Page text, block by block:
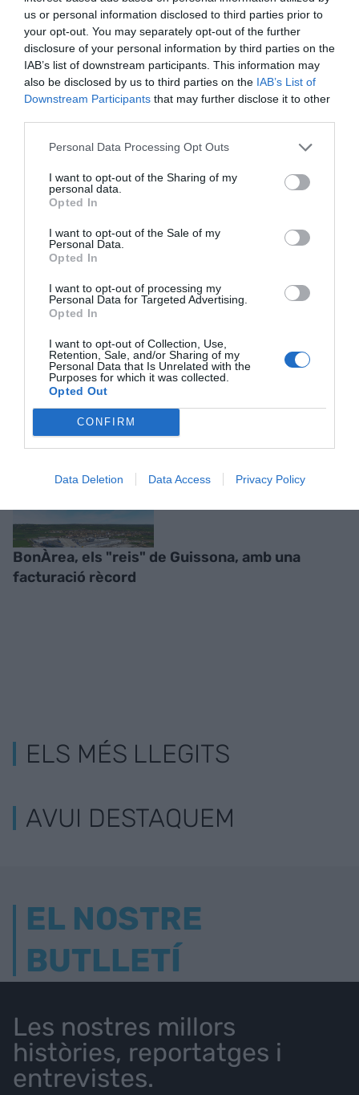
us or personal information disclosed to third parties prior to
your opt-out. You may separately opt-out of the further
disclosure of your personal information by third parties on the
IAB’s list of downstream participants. This information may
also be disclosed by us to third parties on the IAB’s List of
Downstream Participants that may further disclose it to other
Personal Data Processing Opt Outs
I want to opt-out of the Sharing of my
personal data.
Opted In
I want to opt-out of the Sale of my
Personal Data.
Opted In
I want to opt-out of processing my
Personal Data for Targeted Advertising.
Opted In
I want to opt-out of Collection, Use,
Retention, Sale, and/or Sharing of my
Personal Data that Is Unrelated with the
Purposes for which it was collected.
Opted Out
CONFIRM
Data Deletion Data Access Privacy Policy
Les principals empreses de BonÀrea Agrupa són
BonÀrea Cooperativa, BonÀrea Corporación i
CaixaGuissona. El grup va tancar el 2022 amb
una facturació rècord de 2.822 milions d'euros i
dona feina a 6.200 persones.
AfegirVIA Empresacom a font preferida de
Google de forma gratuïta
Estigues informat amb les últimes notícies d'actualitat
RELACIONADES
BonÀrea, els "reis" de Guissona, amb una
facturació rècord
ELS MÉS LLEGITS
AVUI DESTAQUEM
EL NOSTRE
BUTLLETÍ
Les nostres millors
històries, reportatges i
entrevistes.